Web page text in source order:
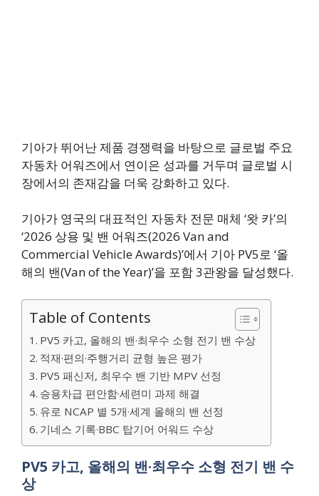
기아가 뛰어난 제품 경쟁력을 바탕으로 글로벌 주요
자동차 어워즈에서 연이은 성과를 거두며 글로벌 시
장에서의 존재감을 더욱 강화하고 있다.
기아가 영국의 대표적인 자동차 전문 매체 ‘왓 카’의
‘2026 상용 및 밴 어워즈(2026 Van and
Commercial Vehicle Awards)’에서 기아 PV5로 ‘올
해의 밴(Van of the Year)’을 포함 3관왕을 달성했다.
Table of Contents
PV5 카고, 올해의 밴·최우수 소형 전기 밴 수상
적재·편의·주행거리 균형 높은 평가
PV5 패신저, 최우수 밴 기반 MPV 선정
승용차급 편안함·세련미 과제 해결
유로 NCAP 별 5개·세계 올해의 밴 선정
기네스 기록·BBC 탑기어 어워드 수상
PV5 카고, 올해의 밴·최우수 소형 전기 밴 수
상